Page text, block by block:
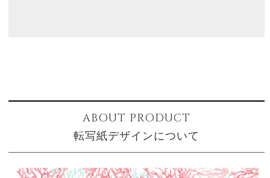
ABOUT PRODUCT
転写紙デザインについて